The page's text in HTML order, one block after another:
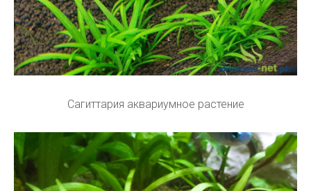
Сагиттария аквариумное растение